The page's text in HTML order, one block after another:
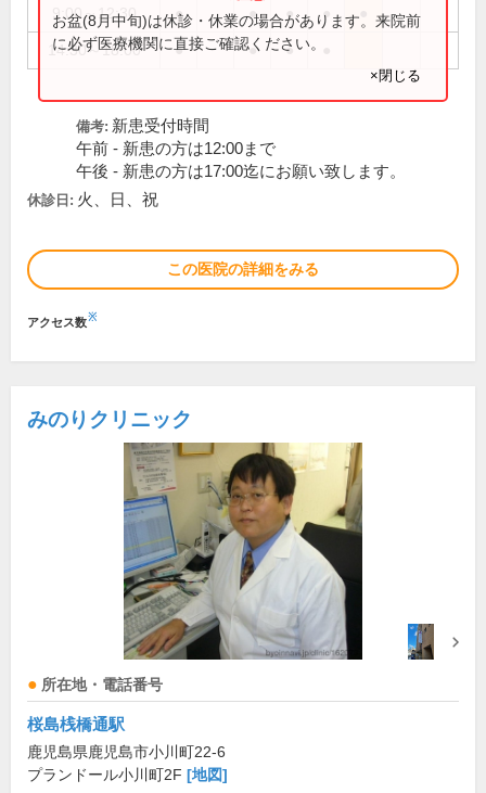
9:00～12:30 ● ● ● ●
14:30～18:00 ● ● ●
お盆(8月中旬)は休診・休業の場合があります。来院前
に必ず医療機関に直接ご確認ください。
×閉じる
備考: 新患受付時間
午前 - 新患の方は12:00まで
午後 - 新患の方は17:00迄にお願い致します。
休診日: 火、日、祝
この医院の詳細をみる
アクセス数※
みのりクリニック
所在地・電話番号
桜島桟橋通駅
鹿児島県鹿児島市小川町22-6
プランドール小川町2F [地図]